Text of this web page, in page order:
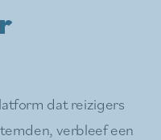
dat reizigers
verbleef een